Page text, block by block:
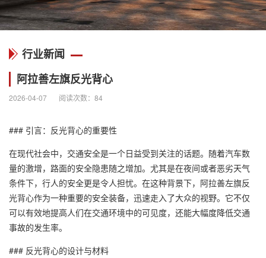
行业新闻
阿拉善左旗反光背心
2026-04-07 阅读次数： 84
### 引言： 反光背心的重要性
在现代社会中，交通安全是一个日益受到关注的话题。随着汽车数
量的激增，路面的安全隐患随之增加。尤其是在夜间或者恶劣天气
条件下，行人的安全更是令人担忧。在这种背景下， 阿拉善左旗反
光背心作为一种重要的安全装备，迅速走入了大众的视野。它不仅
可以有效地提高人们在交通环境中的可见度，还能大幅度降低交通
事故的发生率。
### 反光背心的设计与材料